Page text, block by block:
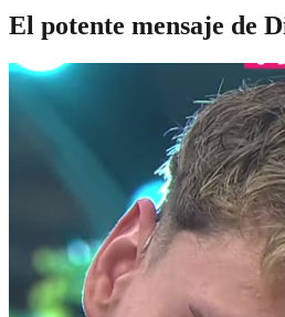
El potente mensaje de